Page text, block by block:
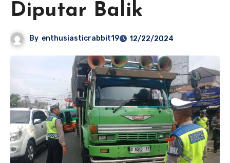
Diputar Balik
By enthusiasticrabbit19 12/22/2024